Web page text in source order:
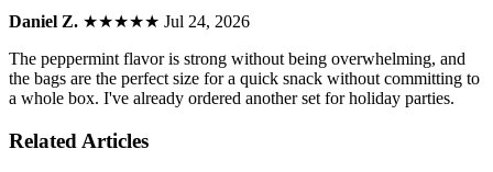
Daniel Z. ★★★★★ Jul 24, 2026
The peppermint flavor is strong without being overwhelming, and
the bags are the perfect size for a quick snack without committing to
a whole box. I've already ordered another set for holiday parties.
Related Articles